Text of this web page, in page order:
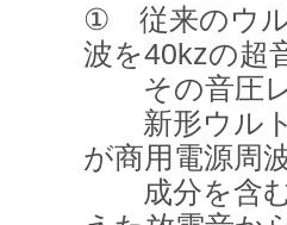
① 従来のウル
波を40kzの超
その音圧レ
新形ウルト
が商用電源周
成分を含む